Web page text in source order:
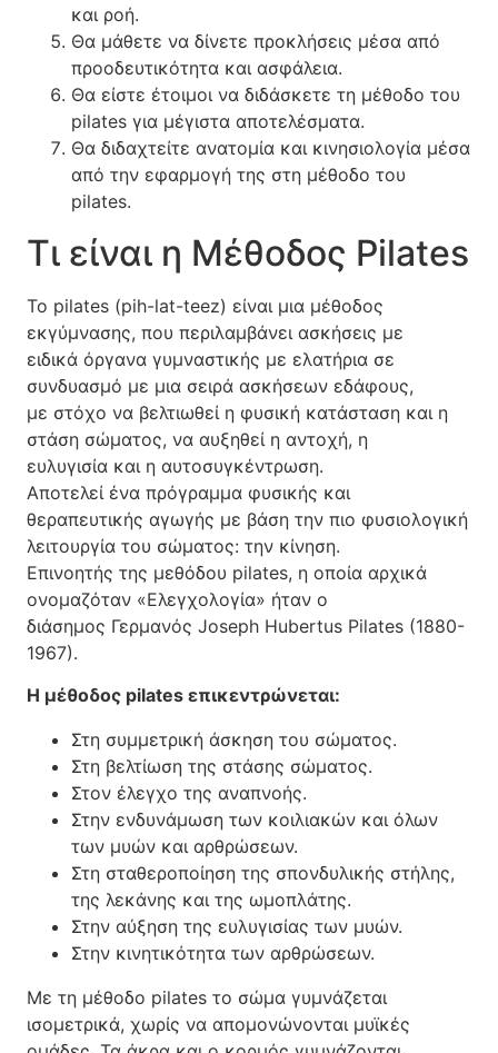
και ροή.
Θα μάθετε να δίνετε προκλήσεις μέσα από
προοδευτικότητα και ασφάλεια.
Θα είστε έτοιμοι να διδάσκετε τη μέθοδο του
pilates για μέγιστα αποτελέσματα.
Θα διδαχτείτε ανατομία και κινησιολογία μέσα
από την εφαρμογή της στη μέθοδο του
pilates.
Τι είναι η Μέθοδος Pilates
To pilates (pih-lat-teez) είναι μια μέθοδος
εκγύμνασης, που περιλαμβάνει ασκήσεις με
ειδικά όργανα γυμναστικής με ελατήρια σε
συνδυασμό με μια σειρά ασκήσεων εδάφους,
με στόχο να βελτιωθεί η φυσική κατάσταση και η
στάση σώματος, να αυξηθεί η αντοχή, η
ευλυγισία και η αυτοσυγκέντρωση.
Αποτελεί ένα πρόγραμμα φυσικής και
θεραπευτικής αγωγής με βάση την πιο φυσιολογική
λειτουργία του σώματος: την κίνηση.
Επινοητής της μεθόδου pilates, η οποία αρχικά
ονομαζόταν «Ελεγχολογία» ήταν ο
διάσημος Γερμανός Joseph Hubertus Pilates (1880-
1967).
Η μέθοδος pilates επικεντρώνεται:
Στη συμμετρική άσκηση του σώματος.
Στη βελτίωση της στάσης σώματος.
Στον έλεγχο της αναπνοής.
Στην ενδυνάμωση των κοιλιακών και όλων
των μυών και αρθρώσεων.
Στη σταθεροποίηση της σπονδυλικής στήλης,
της λεκάνης και της ωμοπλάτης.
Στην αύξηση της ευλυγισίας των μυών.
Στην κινητικότητα των αρθρώσεων.
Με τη μέθοδο pilates το σώμα γυμνάζεται
ισομετρικά, χωρίς να απομονώνονται μυϊκές